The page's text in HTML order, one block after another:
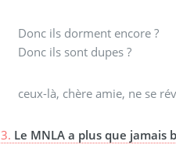
Donc ils dorment encore ?
Donc ils sont dupes ?
ceux-là, chère amie, ne se
3. Le MNLA a plus que jamais